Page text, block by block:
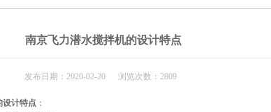
南京飞力潜水搅拌机的设计特点
发布日期：2020-02-20 浏览次数：2809
设计特点：